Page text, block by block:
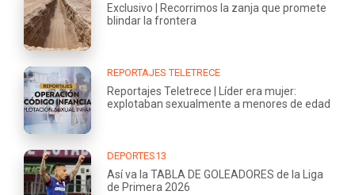
Exclusivo | Recorrimos la zanja que promete
blindar la frontera
REPORTAJES TELETRECE
Reportajes Teletrece | Líder era mujer:
explotaban sexualmente a menores de edad
DEPORTES13
Así va la TABLA DE GOLEADORES de la Liga
de Primera 2026